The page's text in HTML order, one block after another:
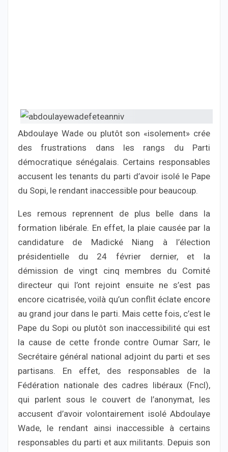
Abdoulaye Wade ou plutôt son «isolement» crée
des frustrations dans les rangs du Parti
démocratique sénégalais. Certains responsables
accusent les tenants du parti d’avoir isolé le Pape
du Sopi, le rendant inaccessible pour beaucoup.
Les remous reprennent de plus belle dans la
formation libérale. En effet, la plaie causée par la
candidature de Madické Niang à l’élection
présidentielle du 24 février dernier, et la
démission de vingt cinq membres du Comité
directeur qui l’ont rejoint ensuite ne s’est pas
encore cicatrisée, voilà qu’un conflit éclate encore
au grand jour dans le parti. Mais cette fois, c’est le
Pape du Sopi ou plutôt son inaccessibilité qui est
la cause de cette fronde contre Oumar Sarr, le
Secrétaire général national adjoint du parti et ses
partisans. En effet, des responsables de la
Fédération nationale des cadres libéraux (Fncl),
qui parlent sous le couvert de l’anonymat, les
accusent d’avoir volontairement isolé Abdoulaye
Wade, le rendant ainsi inaccessible à certains
responsables du parti et aux militants. Depuis son